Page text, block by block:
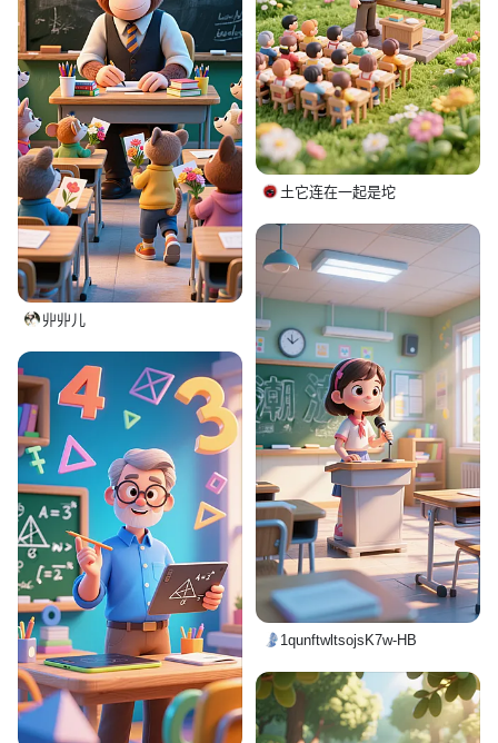
土它连在一起是坨
丱丱儿
1qunftwltsojsK7w-HB